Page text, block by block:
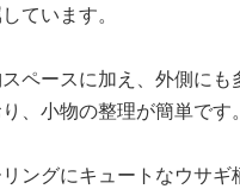
ています。
ペースに加え、外側にも
、小物の整理が簡単です。
ングにキュートなウサギ